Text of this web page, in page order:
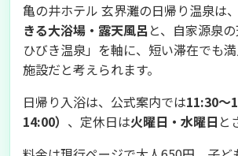
亀の井ホテル 玄界灘の日帰り温泉は、
きる大浴場・露天風呂と、自家源泉
ひびき温泉」を軸に、短い滞在でも
施設だと考えられます。
日帰り入浴は、公式案内では11:30～
14:00） 、定休日は火曜日・水曜日 と